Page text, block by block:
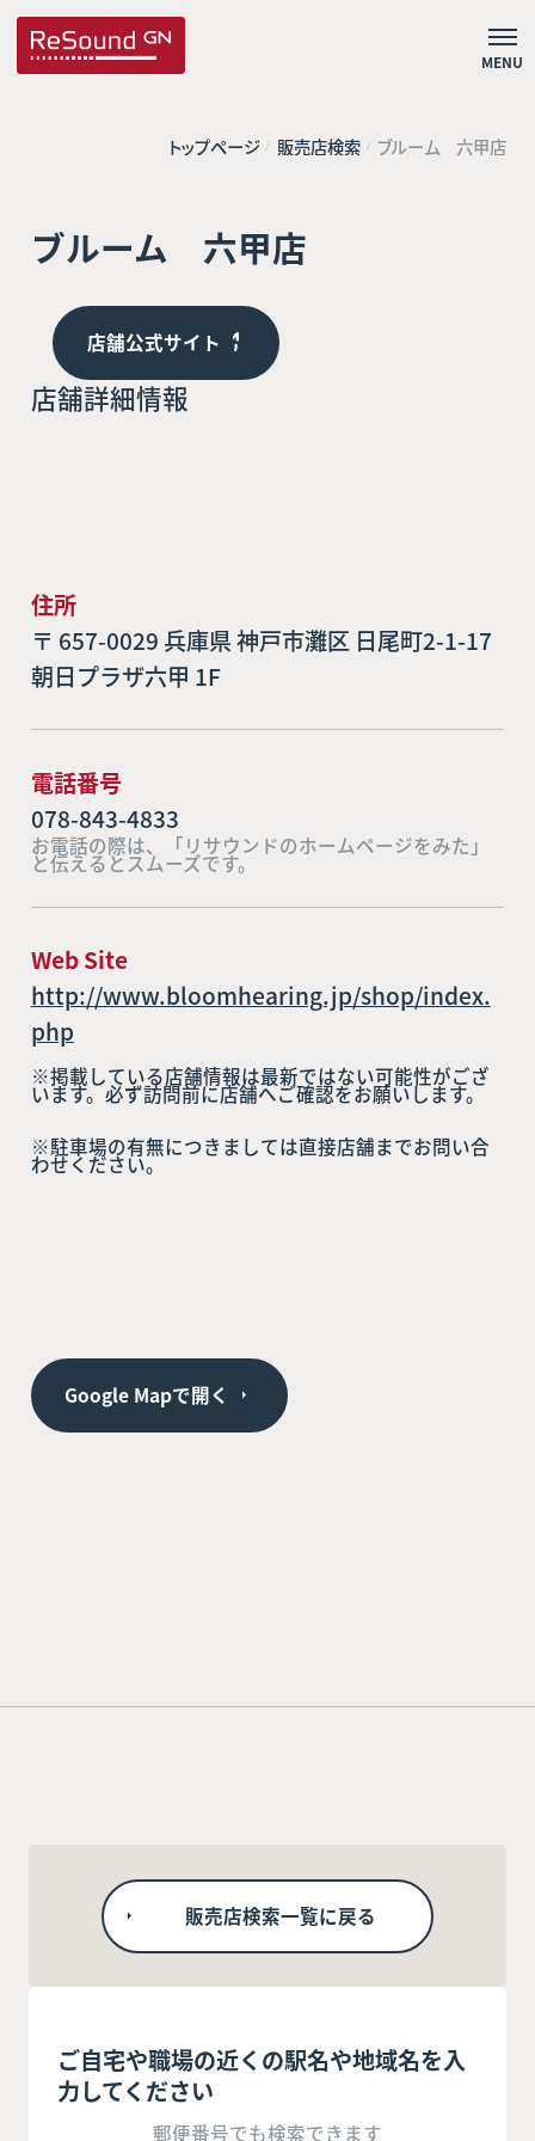
MENU
トップページ 販売店検索 ブルーム 六甲店
ブルーム 六甲店
店舗公式サイト
店舗詳細情報
住所
〒 657-0029 兵庫県 神戸市灘区 日尾町2-1-17
朝日プラザ六甲 1F
電話番号
078-843-4833
お電話の際は、「リサウンドのホームページをみた」
と伝えるとスムーズです。
Web Site
http://www.bloomhearing.jp/shop/index.
php
※掲載している店舗情報は最新ではない可能性がござ
います。必ず訪問前に店舗へご確認をお願いします。
※駐車場の有無につきましては直接店舗までお問い合
わせください。
Google Mapで開く
販売店検索一覧に戻る
ご自宅や職場の近くの駅名や地域名を入
力してください
郵便番号でも検索できます